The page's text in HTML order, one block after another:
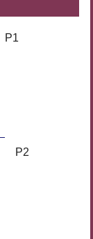
P1
P2